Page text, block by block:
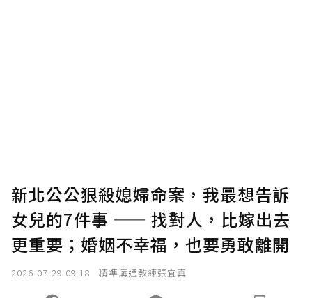
確認送出
新北公公狠殺媳婦命案，我最想告訴
女兒的7件事 —— 找對人，比嫁出去
更重要；婚姻不幸福，也要勇敢離開
2026-07-29 09:18 精準溝通教練張宜真